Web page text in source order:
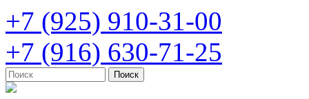
+7 (925) 910-31-00
+7 (916) 630-71-25